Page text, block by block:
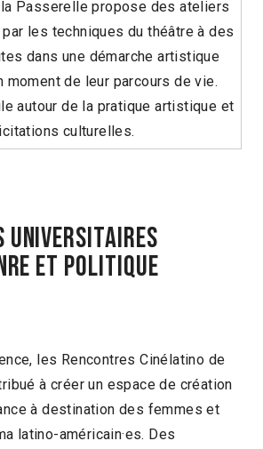
Passerelle propose des ateliers
les techniques du théâtre à des
dans une démarche artistique
moment de leur parcours de vie.
autour de la pratique artistique et
culturelles.
UNIVERSITAIRES
ET POLITIQUE
les Rencontres Cinélatino de
à créer un espace de création
à destination des femmes et
latino-américain·es. Des